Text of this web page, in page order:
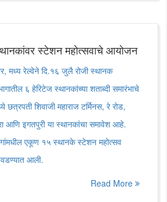
स्टेशन महोत्सवाचे आयोजन
मध्य रेल्वेने दि.१६ जुलै रोजी स्थानक
६ हेरिटेज स्थानकांच्या शताब्दी समारंभाचे
शिवाजी महाराज टर्मिनस, रे रोड,
आणि इगतपुरी या स्थानकांचा समावेश आहे.
एकूण १५ स्थानके स्टेशन महोत्सव
आली.
Read More